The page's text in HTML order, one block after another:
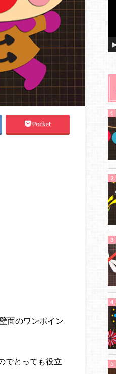
Pocket
面のワンポイン
でとっても役立